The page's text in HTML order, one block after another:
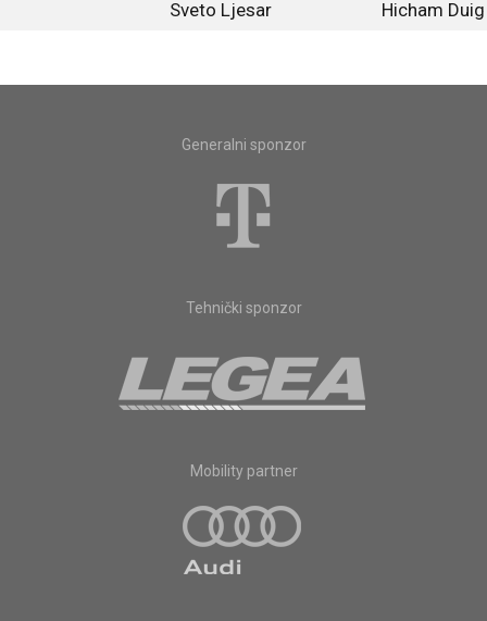
Sveto Ljesar
Hicham Duig
Generalni sponzor
Tehnički sponzor
Mobility partner